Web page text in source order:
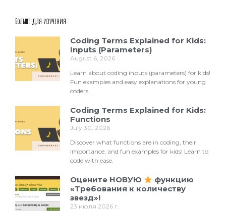
Больше для изучения:
Coding Terms Explained for Kids:
Inputs (Parameters)
August 6, 2026
Learn about coding inputs (parameters) for kids!
Fun examples and easy explanations for young
coders.
Coding Terms Explained for Kids:
Functions
July 30, 2026
Discover what functions are in coding, their
importance, and fun examples for kids! Learn to
code with ease.
Оцените НОВУЮ
функцию
«Требования к количеству
звезд»!
23 июля 2026 г.